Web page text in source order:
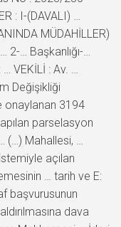
: I-(DAVALI) …
MÜDAHİLLER)
… Başkanlığı-…
VEKİLİ : Av. …
Değişikliği
onaylanan 3194
parselasyon
(…) Mahallesi, …
açılan
… tarih ve E:
başvurusunun
dava